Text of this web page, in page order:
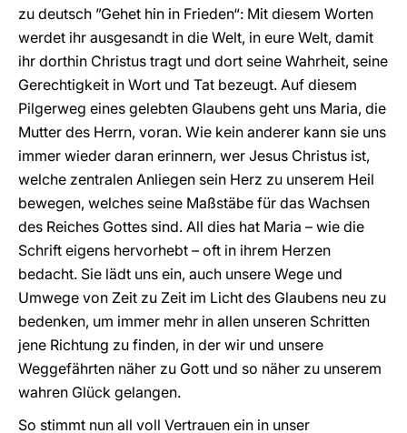
zu deutsch ”Gehet hin in Frieden“: Mit diesem Worten
werdet ihr ausgesandt in die Welt, in eure Welt, damit
ihr dorthin Christus tragt und dort seine Wahrheit, seine
Gerechtigkeit in Wort und Tat bezeugt. Auf diesem
Pilgerweg eines gelebten Glaubens geht uns Maria, die
Mutter des Herrn, voran. Wie kein anderer kann sie uns
immer wieder daran erinnern, wer Jesus Christus ist,
welche zentralen Anliegen sein Herz zu unserem Heil
bewegen, welches seine Maßstäbe für das Wachsen
des Reiches Gottes sind. All dies hat Maria – wie die
Schrift eigens hervorhebt – oft in ihrem Herzen
bedacht. Sie lädt uns ein, auch unsere Wege und
Umwege von Zeit zu Zeit im Licht des Glaubens neu zu
bedenken, um immer mehr in allen unseren Schritten
jene Richtung zu finden, in der wir und unsere
Weggefährten näher zu Gott und so näher zu unserem
wahren Glück gelangen.
So stimmt nun all voll Vertrauen ein in unser